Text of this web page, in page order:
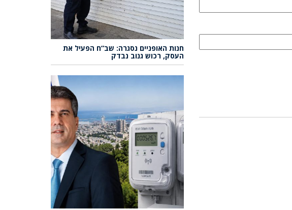
חנות האופניים נסגרה: שב”ח הפעיל את
העסק, רכוש גנוב נבדק